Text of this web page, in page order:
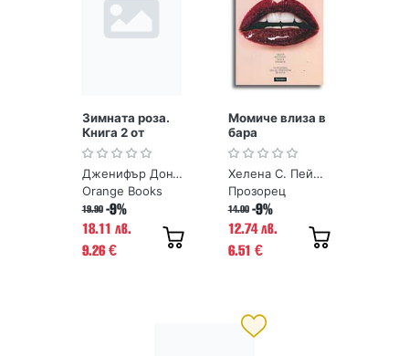
Зимната роза.
Книга 2 от
Поредица
Чаената роза
Дженифър Донъли
Orange Books
19.90 -9%
18.11 лв.
9.26 €
Момиче влиза в
бара
Хелена С. Пейдж
Прозорец
14.00 -9%
12.74 лв.
6.51 €